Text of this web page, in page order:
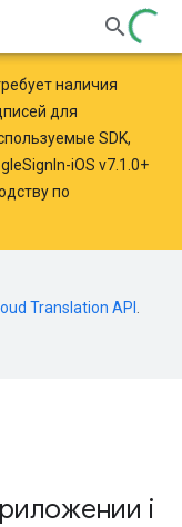
наличия
для
SDK,
iOS v7.1.0+
по
Translation API
i